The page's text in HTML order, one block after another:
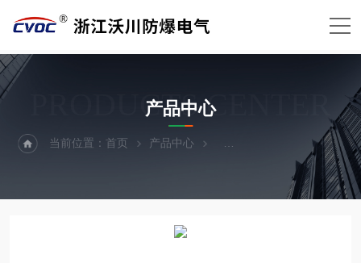
PRODUCTS CENTER
产品中心
当前位置：首页 产品中心 BXMD-K防爆电源插座箱